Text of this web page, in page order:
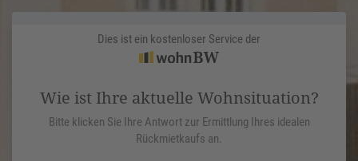
Dies ist ein kostenloser Service der
Wie ist Ihre aktuelle Wohnsituation?
Bitte klicken Sie Ihre Antwort zur Ermittlung Ihres idealen
Rückmietkaufs an.